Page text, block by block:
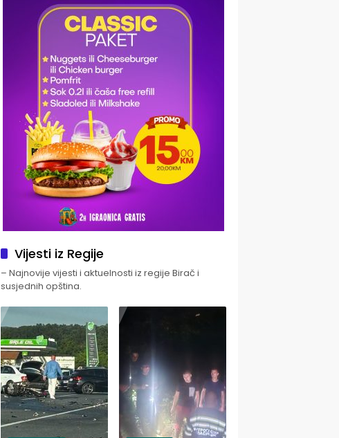
Vijesti iz Regije
– Najnovije vijesti i aktuelnosti iz regije Birač i
susjednih opština.